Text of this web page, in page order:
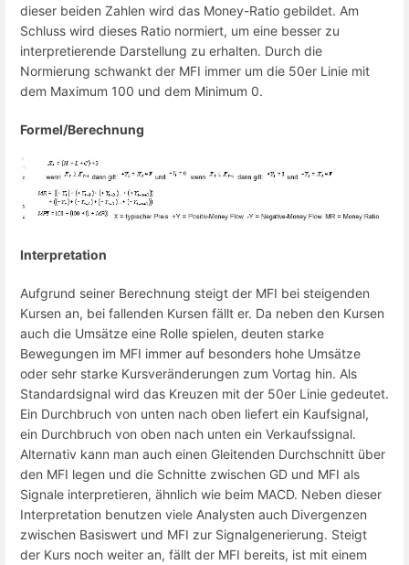
dieser beiden Zahlen wird das Money-Ratio gebildet. Am
Schluss wird dieses Ratio normiert, um eine besser zu
interpretierende Darstellung zu erhalten. Durch die
Normierung schwankt der MFI immer um die 50er Linie mit
dem Maximum 100 und dem Minimum 0.
Formel/Berechnung
Interpretation
Aufgrund seiner Berechnung steigt der MFI bei steigenden
Kursen an, bei fallenden Kursen fällt er. Da neben den Kursen
auch die Umsätze eine Rolle spielen, deuten starke
Bewegungen im MFI immer auf besonders hohe Umsätze
oder sehr starke Kursveränderungen zum Vortag hin. Als
Standardsignal wird das Kreuzen mit der 50er Linie gedeutet.
Ein Durchbruch von unten nach oben liefert ein Kaufsignal,
ein Durchbruch von oben nach unten ein Verkaufssignal.
Alternativ kann man auch einen Gleitenden Durchschnitt über
den MFI legen und die Schnitte zwischen GD und MFI als
Signale interpretieren, ähnlich wie beim MACD. Neben dieser
Interpretation benutzen viele Analysten auch Divergenzen
zwischen Basiswert und MFI zur Signalgenerierung. Steigt
der Kurs noch weiter an, fällt der MFI bereits, ist mit einem